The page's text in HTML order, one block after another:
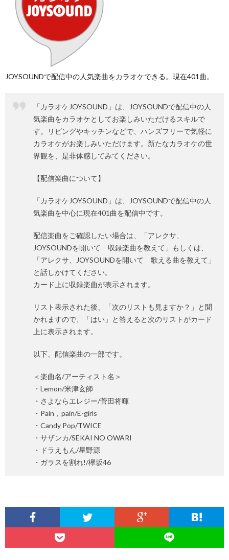
JOYSOUNDで配信中の人気楽曲をカラオケできる。現在401曲。
「カラオケJOYSOUND」は、JOYSOUNDで配信中の人
気楽曲をカラオケとしてお楽しみいただけるスキルで
す。リビングやキッチンなどで、ハンズフリーで気軽に
カラオケがお楽しみいただけます。新たなカラオケの世
界観を、是非体感してみてください。
【配信楽曲について】
「カラオケJOYSOUND」は、JOYSOUNDで配信中の人
気楽曲を中心に現在401曲を配信中です。
配信楽曲をご確認したい場合は、「アレクサ、
JOYSOUNDを開いて 収録楽曲を教えて」もしくは、
「アレクサ、JOYSOUNDを開いて 歌える曲を教えて」
と話しかけてください。
カード上に収録楽曲が表示されます。
リスト表示された後、「次のリストも見ますか？」と聞
かれますので、「はい」と答えると次のリストがカード
上に表示されます。
以下、配信楽曲の一部です。
＜楽曲名/アーティスト名＞
・Lemon/米津玄師
・さよならエレジー/菅田将暉
・Pain，pain/E-girls
・Candy Pop/TWICE
・サザンカ/SEKAI NO OWARI
・ドラえもん/星野源
・ガラスを割れ!/欅坂46